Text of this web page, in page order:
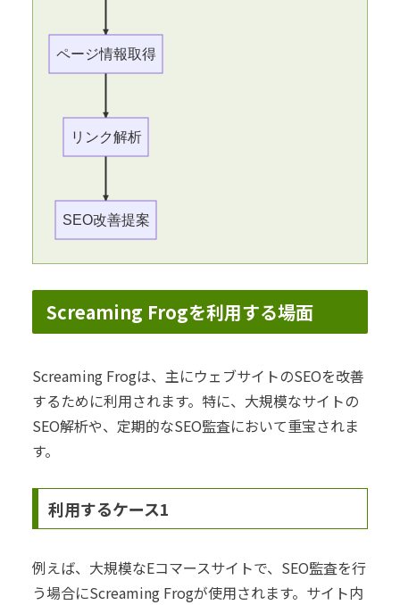
ページ情報取得
リンク解析
SEO改善提案
Screaming Frogを利用する場面
Screaming Frogは、主にウェブサイトのSEOを改善
するために利用されます。特に、大規模なサイトの
SEO解析や、定期的なSEO監査において重宝されま
す。
利用するケース1
例えば、大規模なEコマースサイトで、SEO監査を行
う場合にScreaming Frogが使用されます。サイト内